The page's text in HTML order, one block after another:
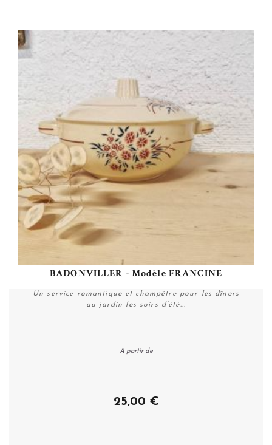
BADONVILLER - Modèle FRANCINE
Un service romantique et champêtre pour les dîners
au jardin les soirs d’été...
A partir de
25,00 €